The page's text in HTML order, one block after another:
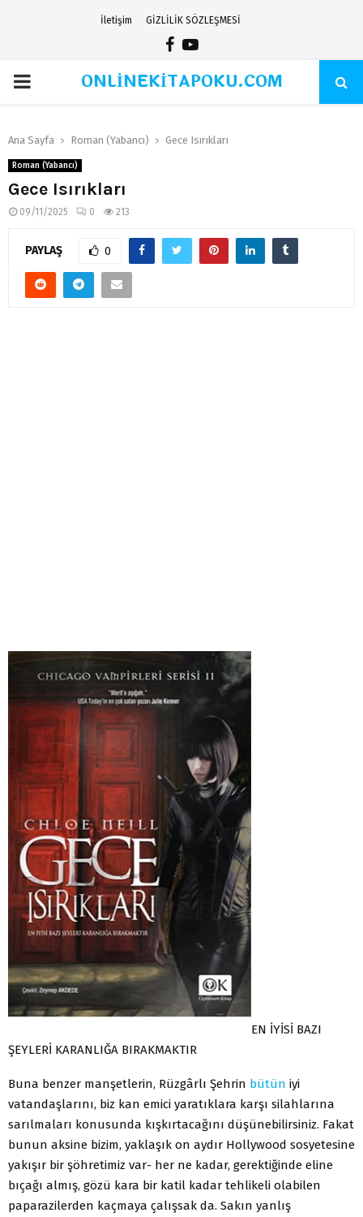
İletişim GİZLİLİK SÖZLEŞMESİ
Facebook
Youtube
PRIMARYONLİNEKİTAPOKU.COM
Ana Sayfa Roman (Yabancı) Gece Isırıkları
Roman (Yabancı)
Gece Isırıkları
09/11/2025 0 213
PAYLAŞ 0
EN İYİSİ BAZI
ŞEYLERİ KARANLIĞA BIRAKMAKTIR
Buna benzer manşetlerin, Rüzgârlı Şehrin bütün iyi
vatandaşlarını, biz kan emici yaratıklara karşı silahlarına
sarılmaları konusunda kışkırtacağını düşünebilirsiniz. Fakat
bunun aksine bizim, yaklaşık on aydır Hollywood sosyetesine
yakışır bir şöhretimiz var- her ne kadar, gerektiğinde eline
bıçağı almış, gözü kara bir katil kadar tehlikeli olabilen
paparazilerden kaçmaya çalışsak da. Sakın yanlış